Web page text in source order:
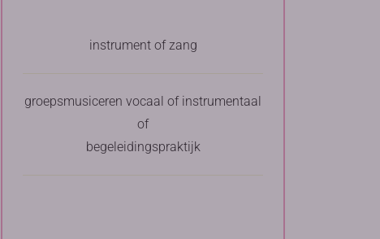
instrument of zang
groepsmusiceren vocaal of instrumentaal
of
begeleidingspraktijk